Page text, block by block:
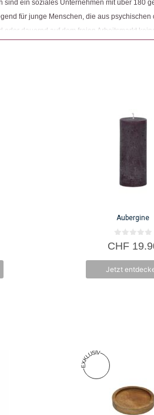
sind ein soziales Unternehmen mit über 180
für junge Menschen, die aus psychischen
dauernd auf dem freien Arbeitsmarkt
neben dem Kerzenatelier auch
Aubergine
0
v
5
CHF
Jetzt